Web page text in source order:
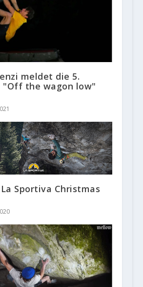
meldet die 5.
"Off the wagon low"
Sportiva Christmas